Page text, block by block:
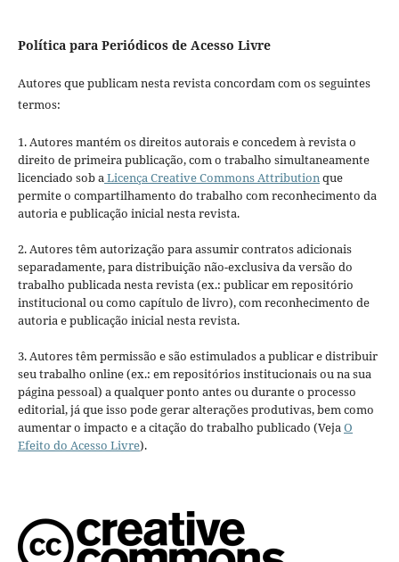
Política para Periódicos de Acesso Livre
Autores que publicam nesta revista concordam com os seguintes
termos:
1. Autores mantém os direitos autorais e concedem à revista o
direito de primeira publicação, com o trabalho simultaneamente
licenciado sob aLicença Creative Commons Attributionque
permite o compartilhamento do trabalho com reconhecimento da
autoria e publicação inicial nesta revista.
2. Autores têm autorização para assumir contratos adicionais
separadamente, para distribuição não-exclusiva da versão do
trabalho publicada nesta revista (ex.: publicar em repositório
institucional ou como capítulo de livro), com reconhecimento de
autoria e publicação inicial nesta revista.
3. Autores têm permissão e são estimulados a publicar e distribuir
seu trabalho online (ex.: em repositórios institucionais ou na sua
página pessoal) a qualquer ponto antes ou durante o processo
editorial, já que isso pode gerar alterações produtivas, bem como
aumentar o impacto e a citação do trabalho publicado (VejaO
Efeito do Acesso Livre).